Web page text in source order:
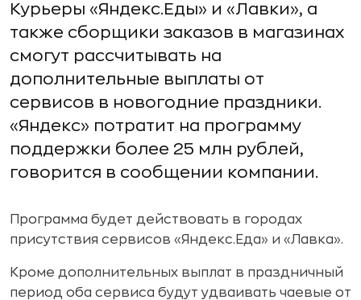
Курьеры «Яндекс.Еды» и «Лавки», а
также сборщики заказов в магазинах
смогут рассчитывать на
дополнительные выплаты от
сервисов в новогодние праздники.
«Яндекс» потратит на программу
поддержки более 25 млн рублей,
говорится в сообщении компании.
Программа будет действовать в городах
присутствия сервисов «Яндекс.Еда» и «Лавка».
Кроме дополнительных выплат в праздничный
период оба сервиса будут удваивать чаевые от